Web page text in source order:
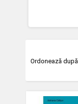
Ordonează după